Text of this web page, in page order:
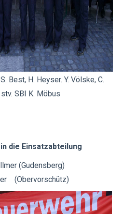
Best, H. Heyser. Y. Völske, C.
SBI K. Möbus
die Einsatzabteilung
(Gudensberg)
(Obervorschütz)